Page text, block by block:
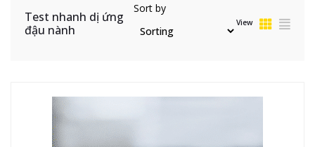
Test nhanh dị ứng
đậu nành
Sort by
View